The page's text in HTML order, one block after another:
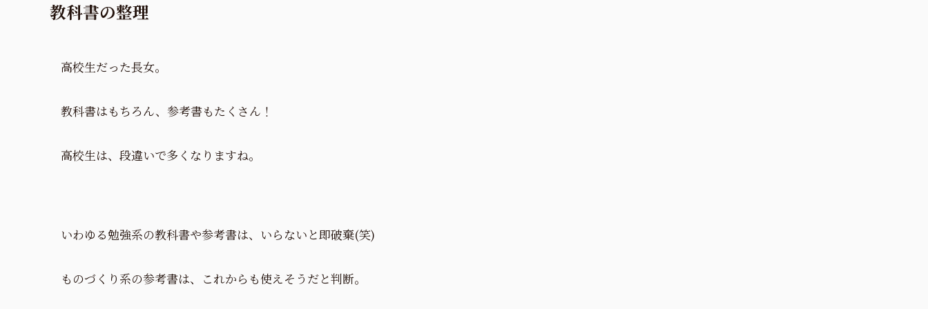
教科書の整理
高校生だった長女。
教科書はもちろん、参考書もたくさん！
高校生は、段違いで多くなりますね。
いわゆる勉強系の教科書や参考書は、いらないと即破棄(笑)
ものづくり系の参考書は、これからも使えそうだと判断。